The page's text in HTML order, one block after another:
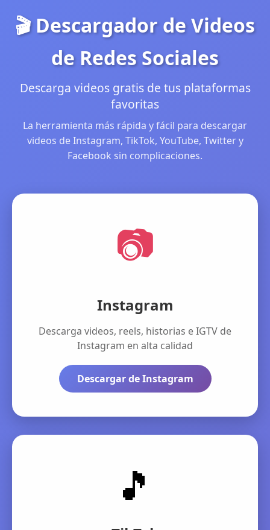
🎬 Descargador de Videos
de Redes Sociales
Descarga videos gratis de tus plataformas
favoritas
La herramienta más rápida y fácil para descargar
videos de Instagram, TikTok, YouTube, Twitter y
Facebook sin complicaciones.
📷
Instagram
Descarga videos, reels, historias e IGTV de
Instagram en alta calidad
Descargar de Instagram
🎵